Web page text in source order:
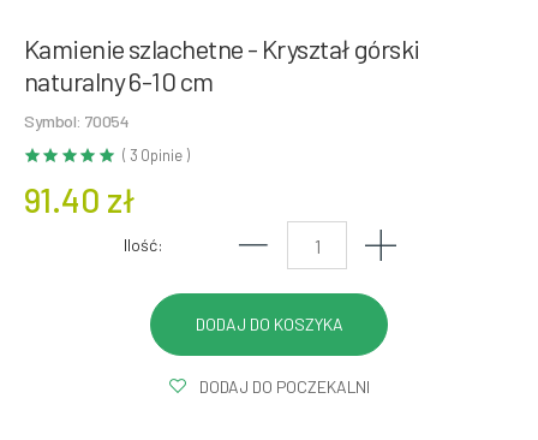
Kamienie szlachetne - Kryształ górski
naturalny 6-10 cm
Symbol: 70054
( 3 Opinie )
91.40 zł
Ilość:
DODAJ DO POCZEKALNI